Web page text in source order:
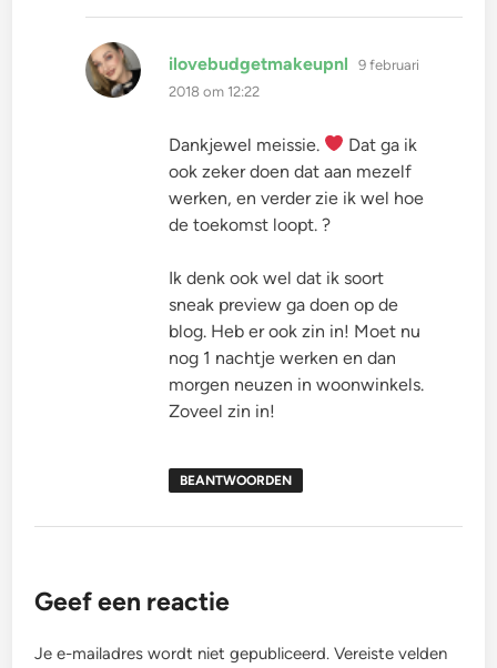
ilovebudgetmakeupnl schreef:
9 februari
2018 om 12:22
Dankjewel meissie.
Dat ga ik
ook zeker doen dat aan mezelf
werken, en verder zie ik wel hoe
de toekomst loopt. ?
Ik denk ook wel dat ik soort
sneak preview ga doen op de
blog. Heb er ook zin in! Moet nu
nog 1 nachtje werken en dan
morgen neuzen in woonwinkels.
Zoveel zin in!
BEANTWOORDEN
Geef een reactie
Je e-mailadres wordt niet gepubliceerd. Vereiste velden